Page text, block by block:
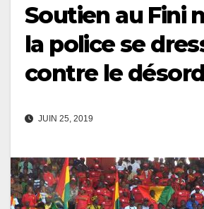
Soutien au Fini
la police se
contre le
JUIN 25, 2019